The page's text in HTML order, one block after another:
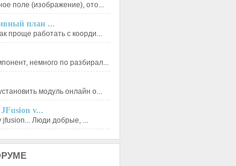
поле (изображение), ото...
план ...
проще работать с коорди...
немного по разбирал...
модуль онлайн о...
v...
jfusion... Люди добрые, ...